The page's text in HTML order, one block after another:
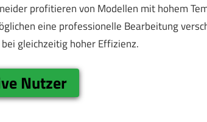
profitieren von Modellen mit hohem
eine professionelle Bearbeitung
gleichzeitig hoher Effizienz.
Nutzer